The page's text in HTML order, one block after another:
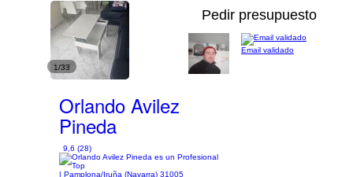
1/33
Pedir presupuesto
Orlando Avilez
Pineda
9,6 (28)
| Pamplona/Iruña (Navarra) 31005
Email validado